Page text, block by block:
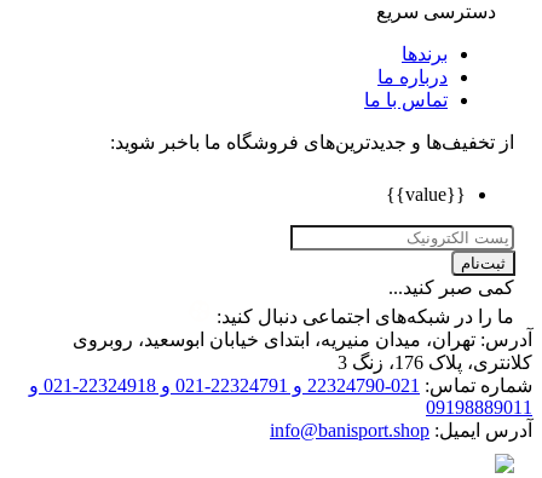
دسترسی سریع
برندها
درباره ما
تماس با ما
تخفیف‌ها و جدیدترین‌های فروشگاه ما باخبر شوید:
صبر کنید...
را در شبکه‌های اجتماعی دنبال کنید:
تهران، میدان منیریه، ابتدای خیابان ابوسعید، روبروی
پلاک 176، زنگ 3
تماس:
021-22324790 و 22324791-021 و 22324918-021 و
ایمیل: info@banisport.shop